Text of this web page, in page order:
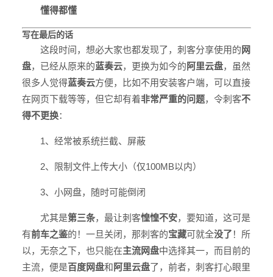
懂得都懂
写在最后的话
这段时间，想必大家也都发现了，刺客分享使用的 网
盘，已经从原来的蓝奏云，更换为如今的阿里云盘，虽然
很多人觉得蓝奏云方便，比如不用安装客户端，可以直接
在网页下载等等，但它却有着非常严重的问题，令刺客不
得不更换：
1、经常被系统拦截、屏蔽
2、限制文件上传大小（仅100MB以内）
3、小网盘，随时可能倒闭
尤其是第三条，最让刺客惶惶不安，要知道，这可是
有前车之鉴的！一旦关闭，那刺客的宝藏可就全没了 ！所
以，无奈之下，也只能在主流网盘中选择其一，而目前的
主流，便是百度网盘和阿里云盘了，前者，刺客打心眼里